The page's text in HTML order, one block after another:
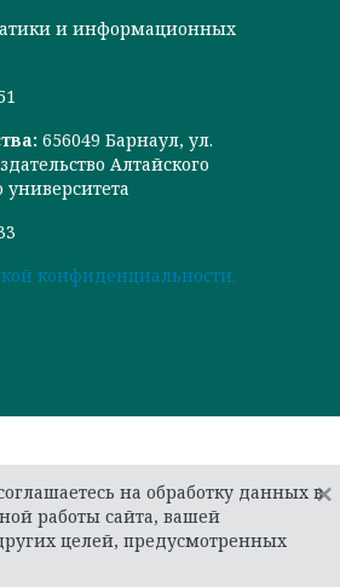
и информационных
656049 Барнаул, ул.
Алтайского
университета
конфиденциальности.
на обработку данных в
работы сайта, вашей
целей, предусмотренных
×